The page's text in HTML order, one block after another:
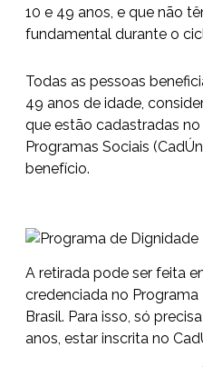
10 e 49 anos, e que não
fundamental durante o
Todas as pessoas
49 anos de idade,
que estão cadastradas no
Programas Sociais
benefício.
A retirada pode ser feita
credenciada no
Brasil. Para isso, só
anos, estar inscrita no